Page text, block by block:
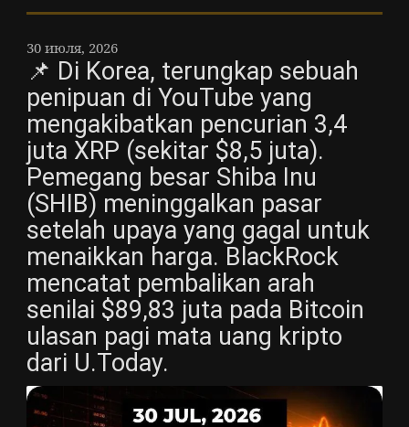
30 июля, 2026
📌 Di Korea, terungkap sebuah
penipuan di YouTube yang
mengakibatkan pencurian 3,4
juta XRP (sekitar $8,5 juta).
Pemegang besar Shiba Inu
(SHIB) meninggalkan pasar
setelah upaya yang gagal untuk
menaikkan harga. BlackRock
mencatat pembalikan arah
senilai $89,83 juta pada Bitcoin
ulasan pagi mata uang kripto
dari U.Today.